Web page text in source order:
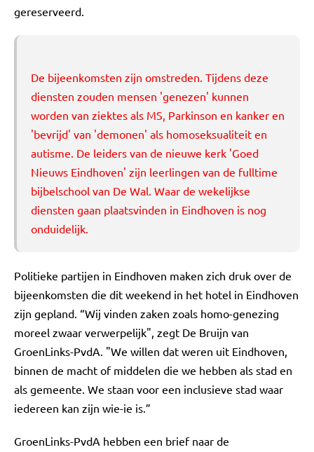
gereserveerd.
De bijeenkomsten zijn omstreden. Tijdens deze
diensten zouden mensen 'genezen' kunnen
worden van ziektes als MS, Parkinson en kanker en
'bevrijd' van 'demonen' als homoseksualiteit en
autisme. De leiders van de nieuwe kerk 'Goed
Nieuws Eindhoven' zijn leerlingen van de fulltime
bijbelschool van De Wal. Waar de wekelijkse
diensten gaan plaatsvinden in Eindhoven is nog
onduidelijk.
Politieke partijen in Eindhoven maken zich druk over de
bijeenkomsten die dit weekend in het hotel in Eindhoven
zijn gepland. “Wij vinden zaken zoals homo-genezing
moreel zwaar verwerpelijk", zegt De Bruijn van
GroenLinks-PvdA. "We willen dat weren uit Eindhoven,
binnen de macht of middelen die we hebben als stad en
als gemeente. We staan voor een inclusieve stad waar
iedereen kan zijn wie-ie is.”
GroenLinks-PvdA hebben een brief naar de